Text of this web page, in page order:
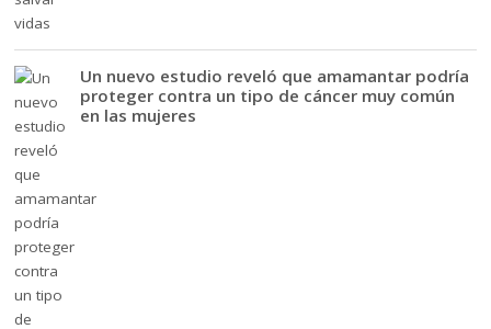
Un nuevo estudio reveló que amamantar podría
proteger contra un tipo de cáncer muy común
en las mujeres